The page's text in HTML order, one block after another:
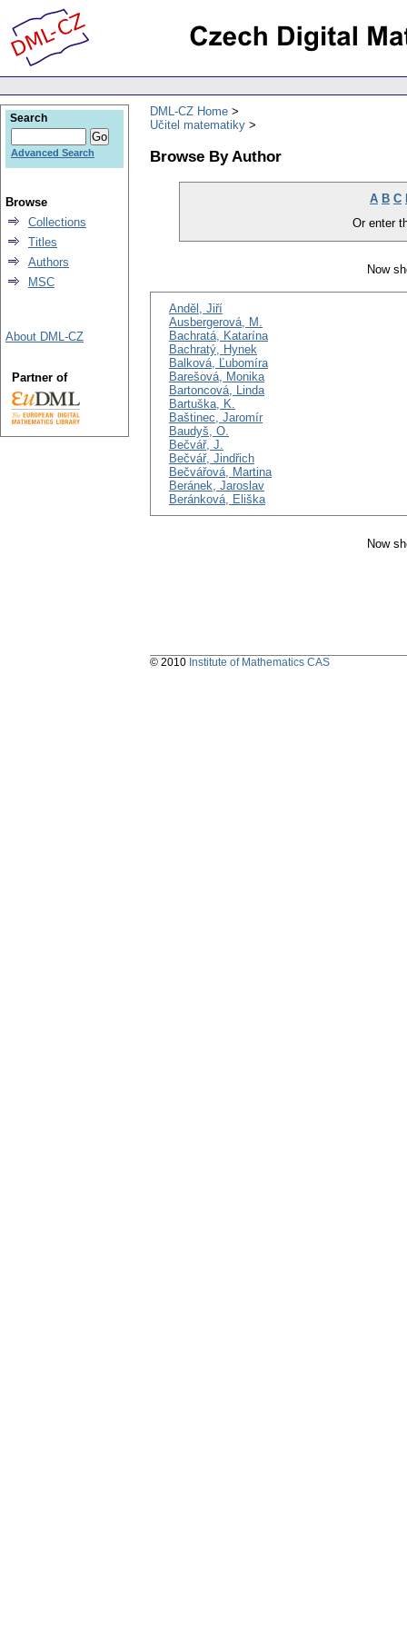
DML-CZ Home
Učitel matematiky
Browse By Author
A B C
Or enter
Now
Anděl, Jiří
Ausbergerová, M.
Bachratá, Katarína
Bachratý, Hynek
Balková, Ľubomíra
Barešová, Monika
Bartoncová, Linda
Bartuška, K.
Baštinec, Jaromír
Baudyš, O.
Bečvář, J.
Bečvář, Jindřich
Bečvářová, Martina
Beránek, Jaroslav
Beránková, Eliška
Now
Search
Advanced Search
Browse
Collections
Titles
Authors
MSC
About DML-CZ
Partner of
© 2010 Institute of Mathematics CAS